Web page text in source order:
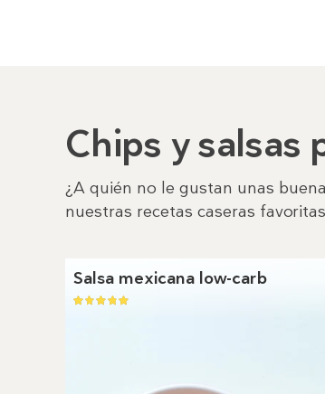
Chips y salsas
¿A quién no le gustan unas
nuestras recetas caseras
Salsa mexicana low-carb